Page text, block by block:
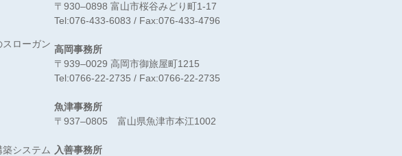
ローガン
システム
〒930‒0898 富山市桜谷みどり町1-17
Tel:076-433-6083 / Fax:076-433-4796
高岡事務所
〒939‒0029 高岡市御旅屋町1215
Tel:0766-22-2735 / Fax:0766-22-2735
魚津事務所
〒937‒0805 富山県魚津市本江1002
入善事務所